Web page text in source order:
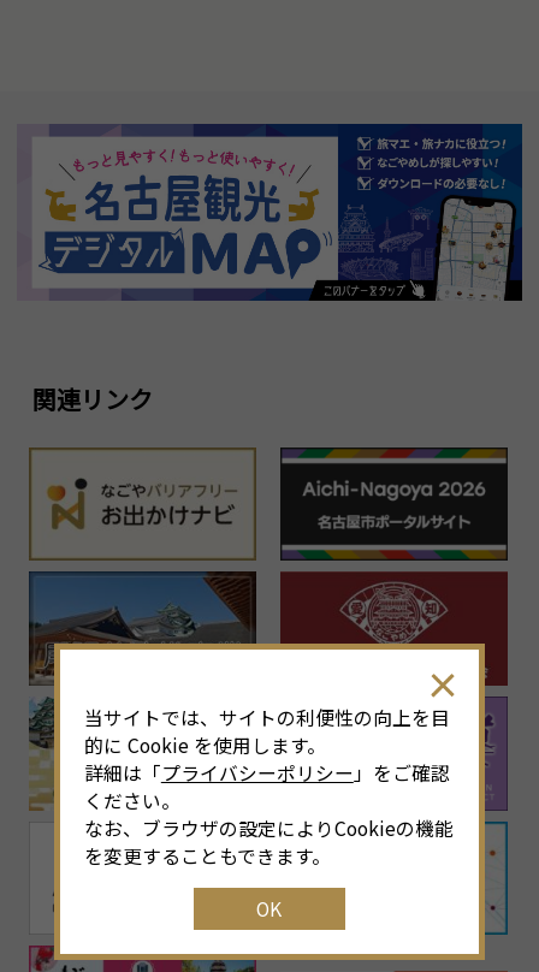
関連リンク
当サイトでは、サイトの利便性の向上を目
的に Cookie を使用します。
詳細は「プライバシーポリシー 」をご確認
ください。
なお、ブラウザの設定によりCookieの機能
を変更することもできます。
OK